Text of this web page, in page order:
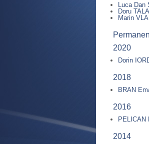
Luca Dan
Doru
Marin
2020
Dorin
2018
BRAN
2016
PELICAN
2014